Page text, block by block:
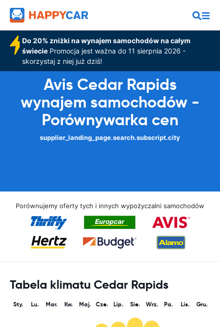
Do 20% zniżki na wynajem samochodów na całym
świeciePromocja jest ważna do 11 sierpnia 2026 -
skorzystaj z niej już dziś!
Avis Cedar Rapids
wynajem samochodów -
Porównywarka cen
supplier_landing_page.search.subscript.city
Porównujemy oferty tych i innych wypożyczalni samochodów
Tabela klimatu Cedar Rapids
Sty. Lu. Mar. Kw. Maj. Cze. Lip. Sie. Wrz. Pa. Lis. Gru.